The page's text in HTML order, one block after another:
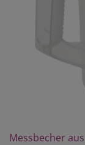
Messbecher